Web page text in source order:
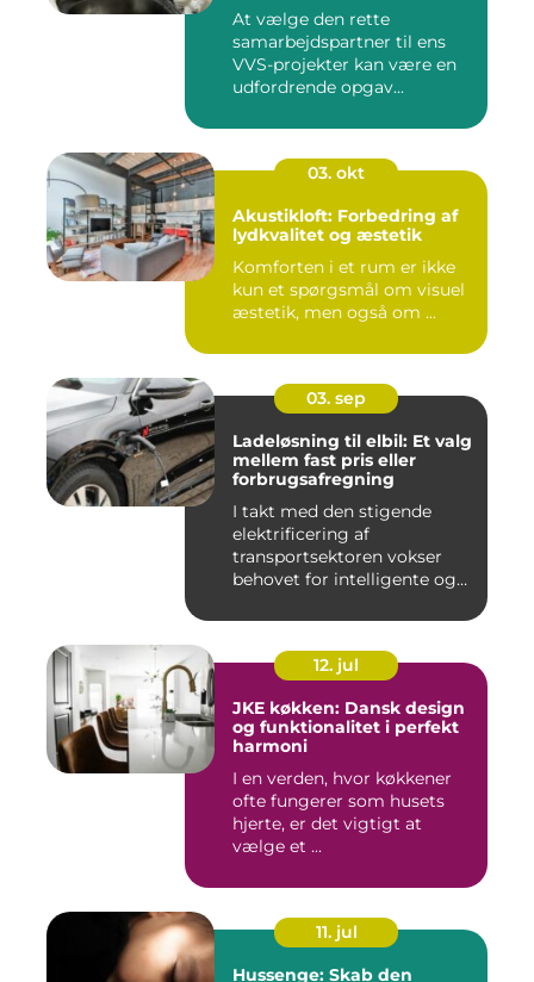
At vælge den rette
samarbejdspartner til ens
VVS-projekter kan være en
udfordrende opgav...
03. okt
Akustikloft: Forbedring af
lydkvalitet og æstetik
Komforten i et rum er ikke
kun et spørgsmål om visuel
æstetik, men også om ...
03. sep
Ladeløsning til elbil: Et valg
mellem fast pris eller
forbrugsafregning
I takt med den stigende
elektrificering af
transportsektoren vokser
behovet for intelligente og
12. jul
JKE køkken: Dansk design
og funktionalitet i perfekt
harmoni
I en verden, hvor køkkener
ofte fungerer som husets
hjerte, er det vigtigt at
vælge et ...
11. jul
Hussenge: Skab den